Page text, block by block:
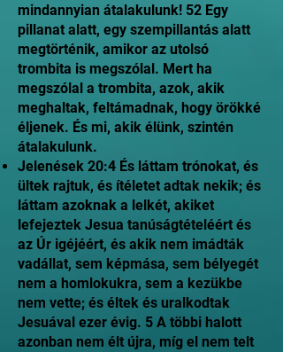
mindannyian átalakulunk! 52 Egy
pillanat alatt, egy szempillantás alatt
megtörténik, amikor az utolsó
trombita is megszólal. Mert ha
megszólal a trombita, azok, akik
meghaltak, feltámadnak, hogy örökké
éljenek. És mi, akik élünk, szintén
átalakulunk.
Jelenések 20:4 És láttam trónokat, és
ültek rajtuk, és ítéletet adtak nekik; és
láttam azoknak a lelkét, akiket
lefejeztek Jesua tanúságtételéért és
az Úr igéjéért, és akik nem imádták
vadállat, sem képmása, sem bélyegét
nem a homlokukra, sem a kezükbe
nem vette; és éltek és uralkodtak
Jesuával ezer évig. 5 A többi halott
azonban nem élt újra, míg el nem telt